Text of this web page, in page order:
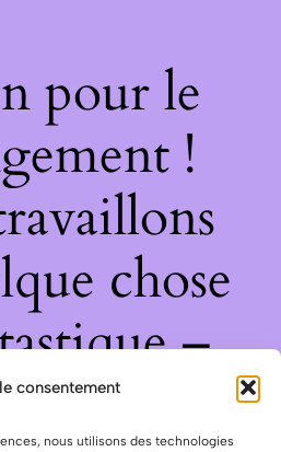
consentement
nous utilisons des technologies
pour le
!
chose
–
bientôt !